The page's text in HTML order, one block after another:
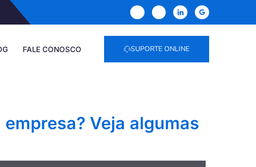
FALE CONOSCO SUPORTE ONLINE
Veja algumas